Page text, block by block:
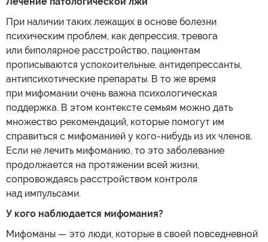
При наличии таких лежащих в основе болезни
психическим проблем, как депрессия, тревога
или биполярное расстройство, пациентам
прописываются успокоительные, антидепрессанты,
антипсихотические препараты. В то же время
при мифомании очень важна психологическая
поддержка. В этом контексте семьям можно дать
множество рекомендаций, которые помогут им
справиться с мифоманией у кого-нибудь из их членов.
Если не лечить мифоманию, то это заболевание
продолжается на протяжении всей жизни,
сопровождаясь расстройством контроля
над импульсами.
У кого наблюдается мифомания?
Мифоманы — это люди, которые в своей повседневной